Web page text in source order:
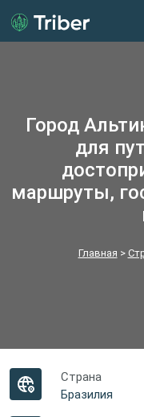
Город
для
маршруты,
Главная >
Страна
Бразилия